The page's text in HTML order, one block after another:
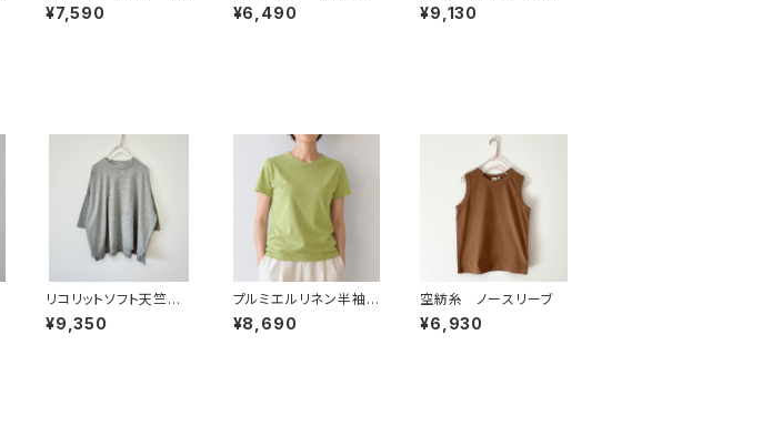
ネックプルオーバー【43
191】
¥7,590
スリーブ【43204】
¥6,490
プルオーバー【43190】
¥9,130
リコリットソフト天竺ワ
イド6分袖プルオーバー
【43207】
¥9,350
プルミエルリネン半袖プ
ルオーバー【43104】
¥8,690
空紡糸 ノースリーブ
¥6,930